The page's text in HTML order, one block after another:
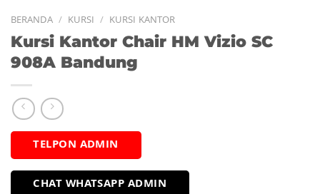
BERANDA / KURSI / KURSI KANTOR
Kursi Kantor Chair HM Vizio SC
908A Bandung
TELPON ADMIN
CHAT WHATSAPP ADMIN